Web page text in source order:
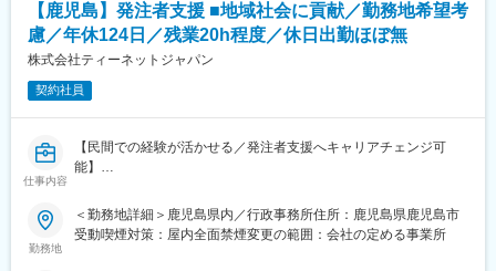
【鹿児島】発注者支援 ■地域社会に貢献／勤務地希望考
慮／年休124日／残業20h程度／休日出勤ほぼ無
株式会社ティーネットジャパン
契約社員
仕事内容
【民間での経験が活かせる／発注者支援へキャリアチェンジ可
能】
で長期連続業界トップクラスの実績を持つ企業です。国土交通
省・地方自治体などが進める公共インフラ事業を、発注者側の立
勤務地
＜勤務地詳細＞鹿児島県内／行政事務所住所：鹿児島県鹿児島市
受動喫煙対策：屋内全面禁煙変更の範囲：会社の定める事業所